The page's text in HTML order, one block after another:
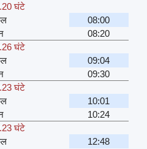
घंटे
08:00
08:20
घंटे
09:04
09:30
घंटे
10:01
10:24
घंटे
12:48